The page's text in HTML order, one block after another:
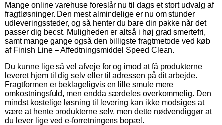
Mange online varehuse foreslår nu til dags et stort udvalg af
fragtløsninger. Den mest almindelige er nu om stunder
udleveringssteder, og så henter du bare din pakke når det
passer dig bedst. Muligheden er altså i høj grad smertefri,
samt mange gange også den billigste fragtmetode ved køb
af Finish Line – Affedtningsmiddel Speed Clean.
Du kunne lige så vel afveje for og imod at få produkterne
leveret hjem til dig selv eller til adressen på dit arbejde.
Fragtformen er beklageligvis en lille smule mere
omkostningsfuld, men endda særdeles overkommelig. Den
mindst kostelige løsning til levering kan ikke modsiges at
være at hente produkterne selv, men dette nødvendiggør at
du lever lige ved e-forretningens bopæl.